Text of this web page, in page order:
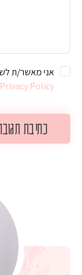
Privacy Policy